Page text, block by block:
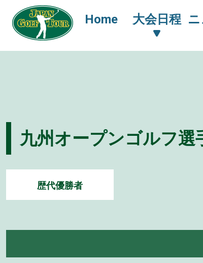
Home 大会日程
九州オープンゴルフ選
歴代優勝者